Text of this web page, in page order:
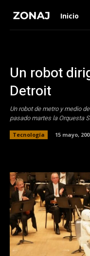
Inicio
Un robot
Detroit
Un robot de metro y medio
pasado martes la Orquesta
Tecnología
15 mayo,